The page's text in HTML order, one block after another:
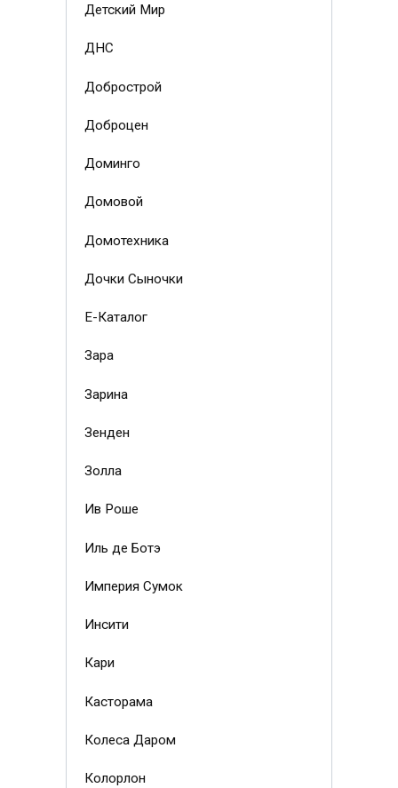
Детский Мир
ДНС
Добрострой
Доброцен
Доминго
Домовой
Домотехника
Дочки Сыночки
Е-Каталог
Зара
Зарина
Зенден
Золла
Ив Роше
Иль де Ботэ
Империя Сумок
Инсити
Кари
Касторама
Колеса Даром
Колорлон